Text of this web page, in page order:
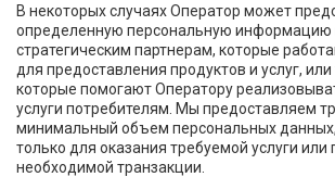
В некоторых случаях Оператор может
определенную персональную информацию
стратегическим партнерам, которые
для предоставления продуктов и услуг, или
которые помогают Оператору
услуги потребителям. Мы предоставляем
минимальный объем персональных
только для оказания требуемой услуги или
необходимой транзакции.